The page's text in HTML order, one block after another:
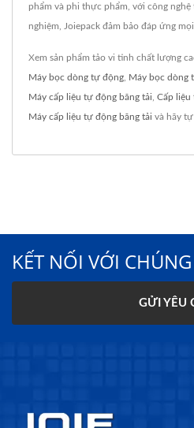
phẩm và phi thực phẩm, với công
nghiệm, Joiepack đảm bảo đáp ứng
Xem sản phẩm tảo vi tinh chất lượng
Máy bọc dòng tự động Máy bọc dòng
Máy cấp liệu tự động băng tải Cấp liệu
Máy cấp liệu tự động băng tải và hãy
KẾT NỐI VỚI
GỬI YÊU